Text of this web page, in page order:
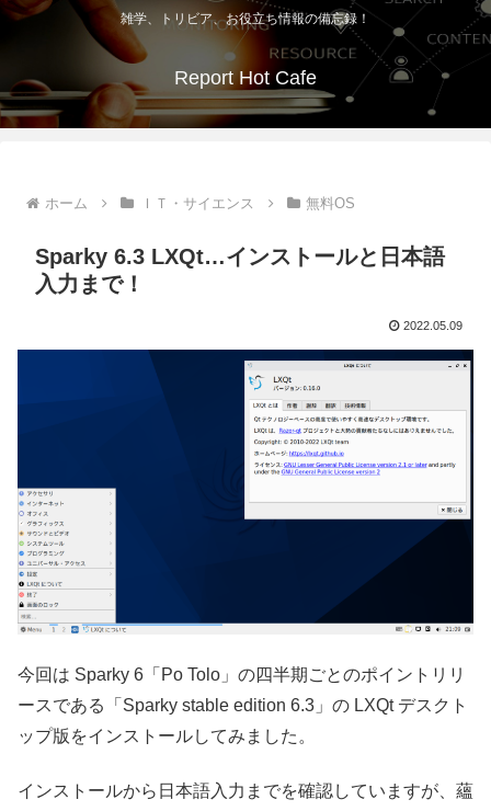
雑学、トリビア、お役立ち情報の備忘録！
Report Hot Cafe
ホーム ＩＴ・サイエンス 無料OS
Sparky 6.3 LXQt…インストールと日本語
入力まで！
2022.05.09
今回は Sparky 6「Po Tolo」の四半期ごとのポイントリリ
ースである「Sparky stable edition 6.3」の LXQt デスクト
ップ版をインストールしてみました。
インストールから日本語入力までを確認していますが、蘊